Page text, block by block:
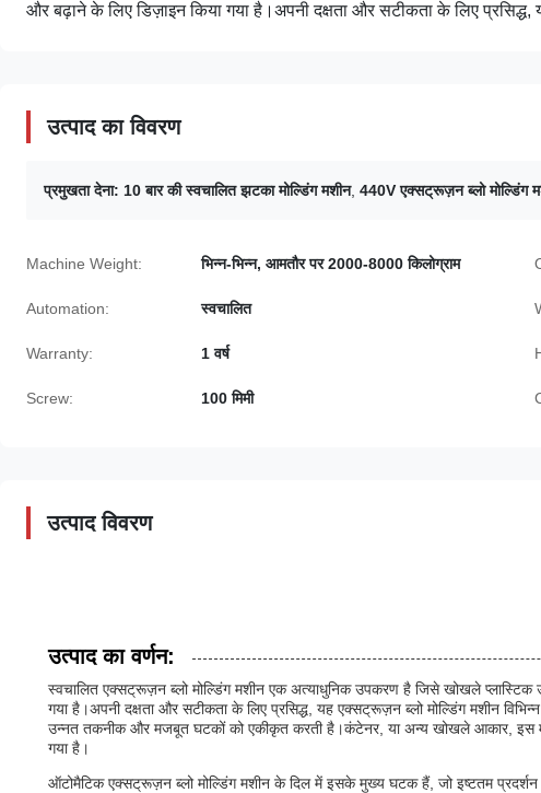
और बढ़ाने के लिए डिज़ाइन किया गया है।अपनी दक्षता और सटीकता के लिए प्रसिद्ध,
उत्पाद का विवरण
प्रमुखता देना: 10 बार की स्वचालित झटका मोल्डिंग मशीन, 440V एक्सट्रूज़न ब्लो मोल्डिंग
Machine Weight: भिन्न-भिन्न, आमतौर पर 2000-8000 किलोग्राम
Automation: स्वचालित
Warranty: 1 वर्ष
Screw: 100 मिमी
उत्पाद विवरण
उत्पाद का वर्णन:
स्वचालित एक्सट्रूज़न ब्लो मोल्डिंग मशीन एक अत्याधुनिक उपकरण है जिसे खोखले प्लास्टिक
गया है।अपनी दक्षता और सटीकता के लिए प्रसिद्ध, यह एक्सट्रूज़न ब्लो मोल्डिंग मशीन
उन्नत तकनीक और मजबूत घटकों को एकीकृत करती है।कंटेनर, या अन्य खोखले आकार, इस
गया है।
ऑटोमैटिक एक्सट्रूज़न ब्लो मोल्डिंग मशीन के दिल में इसके मुख्य घटक हैं, जो इष्टतम प्रदर्शन